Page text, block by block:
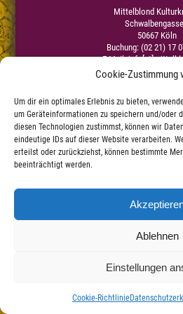
Cookie-Zustimmung
Um dir ein optimales Erlebnis zu bieten,
um Geräteinformationen zu speichern und/oder
diesen Technologien zustimmst, können wir
eindeutige IDs auf dieser Website verarbeiten.
erteilst oder zurückziehst, können bestimmte
beeinträchtigt werden.
Ablehnen
Einstellungen
Cookie-Richtlinie
Mittelblond
50667 Köln
Buchung: (02 21) 17
E-Mail:
Impressum
Haftungsauschluss